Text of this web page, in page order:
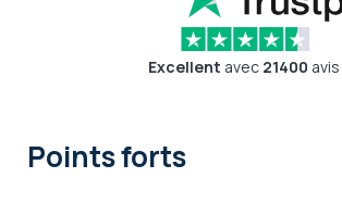
Excellent avec 21400 avis
Points forts